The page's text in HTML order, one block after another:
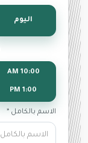
اليوم
10:00 AM
1:00 PM
الاسم بالكامل *